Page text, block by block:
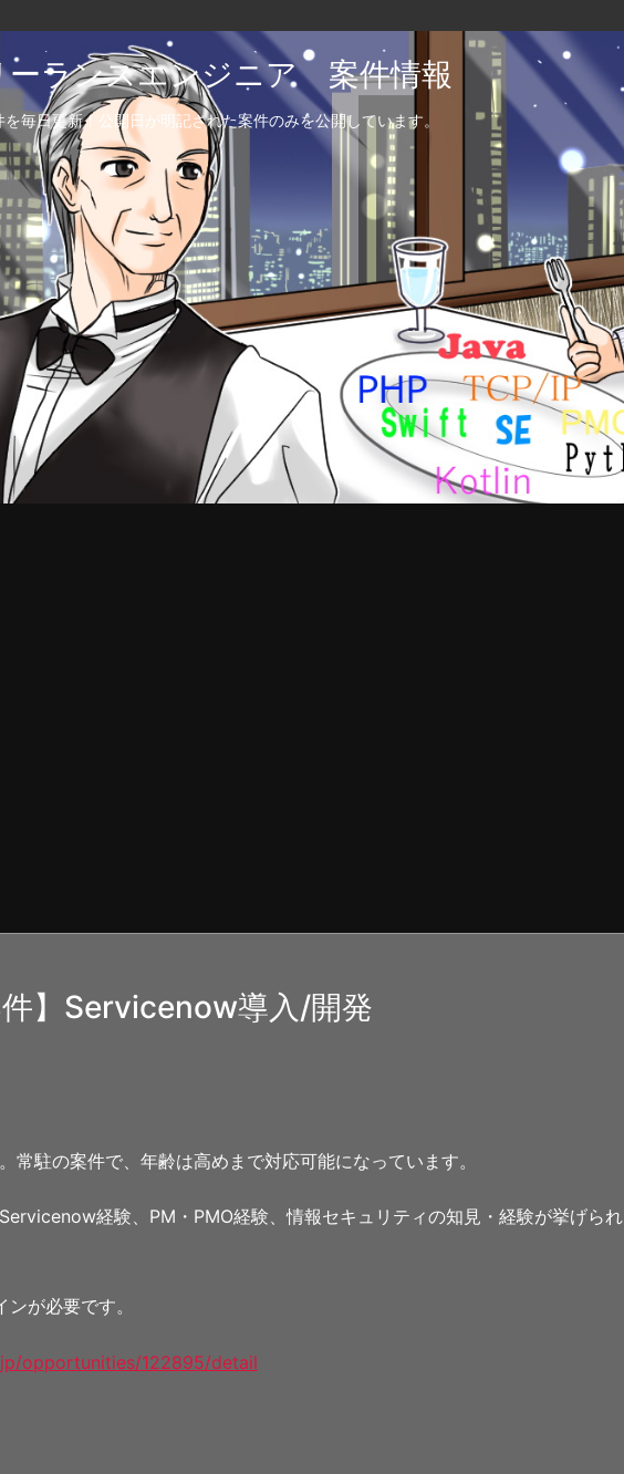
ーランスエンジニア 案件情報
毎日更新！公開日が明記された案件のみを公開しています。
件】Servicenow導入/開発
常駐の案件で、年齢は高めまで対応可能になっています。
経験、PM・PMO経験、情報セキュリティの知見・経験が挙げられ
が必要です。
opportunities/122895/detail